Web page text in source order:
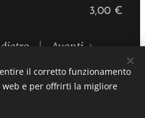
3,00€
Avanti
il corretto funzionamento
e per offrirti la migliore